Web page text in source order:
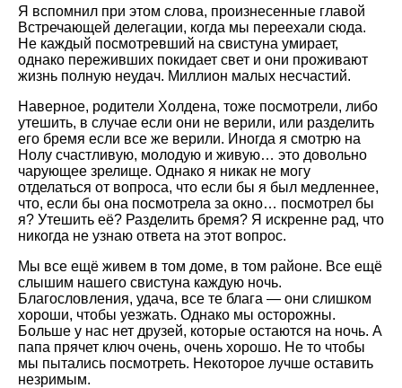
Я вспомнил при этом слова, произнесенные главой
Встречающей делегации, когда мы переехали сюда.
Не каждый посмотревший на свистуна умирает,
однако переживших покидает свет и они проживают
жизнь полную неудач. Миллион малых несчастий.
Наверное, родители Холдена, тоже посмотрели, либо
утешить, в случае если они не верили, или разделить
его бремя если все же верили. Иногда я смотрю на
Нолу счастливую, молодую и живую… это довольно
чарующее зрелище. Однако я никак не могу
отделаться от вопроса, что если бы я был медленнее,
что, если бы она посмотрела за окно… посмотрел бы
я? Утешить её? Разделить бремя? Я искренне рад, что
никогда не узнаю ответа на этот вопрос.
Мы все ещё живем в том доме, в том районе. Все ещё
слышим нашего свистуна каждую ночь.
Благословления, удача, все те блага — они слишком
хороши, чтобы уезжать. Однако мы осторожны.
Больше у нас нет друзей, которые остаются на ночь. А
папа прячет ключ очень, очень хорошо. Не то чтобы
мы пытались посмотреть. Некоторое лучше оставить
незримым.